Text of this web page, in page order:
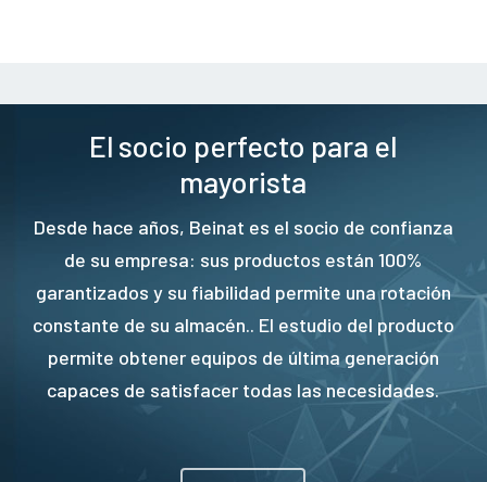
El socio perfecto para el
mayorista
Desde hace años, Beinat es el socio de confianza
de su empresa: sus productos están 100%
garantizados y su fiabilidad permite una rotación
constante de su almacén.. El estudio del producto
permite obtener equipos de última generación
capaces de satisfacer todas las necesidades.